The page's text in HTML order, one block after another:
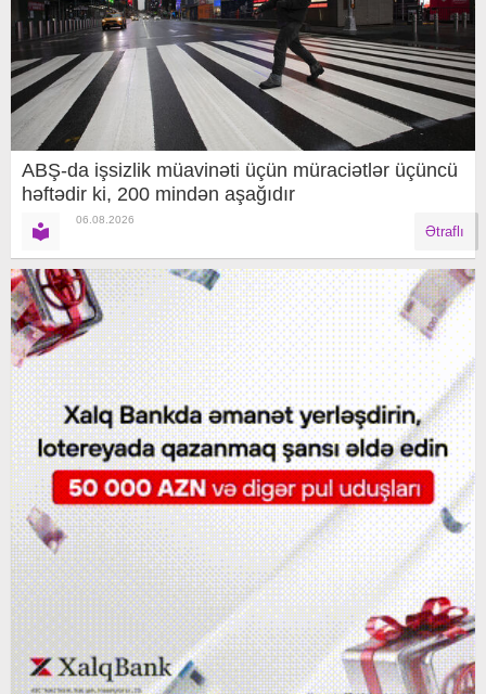
ABŞ-da işsizlik müavinəti üçün müraciətlər üçüncü
həftədir ki, 200 mindən aşağıdır
06.08.2026
Ətraflı